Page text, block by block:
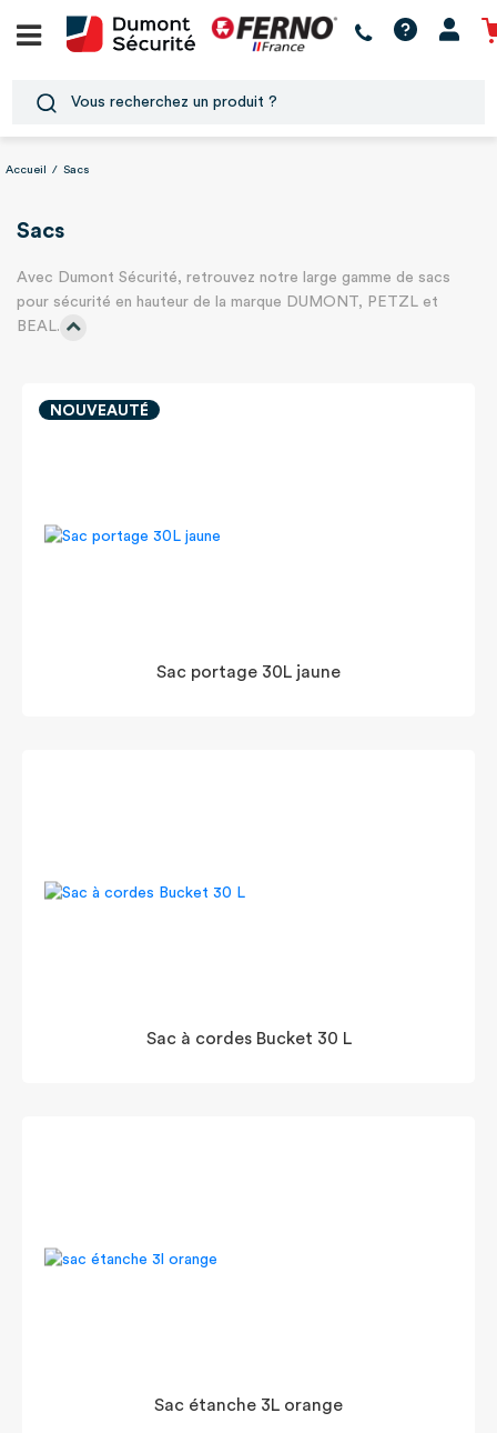
Accueil / Sacs
Sacs
Avec Dumont Sécurité, retrouvez notre large gamme de sacs
pour sécurité en hauteur de la marque DUMONT, PETZL et
BEAL.
NOUVEAUTÉ
Sac portage 30L jaune
Sac à cordes Bucket 30 L
Sac étanche 3L orange